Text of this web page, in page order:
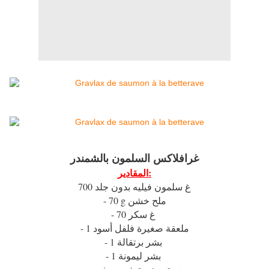
غرافلاكس السلمون بالشمندر
المقادير:
700 غ سلمون فيليه بدون جلد
- 70 g ملح خشن
- 1 ملعقة صغيرة فلفل أسود